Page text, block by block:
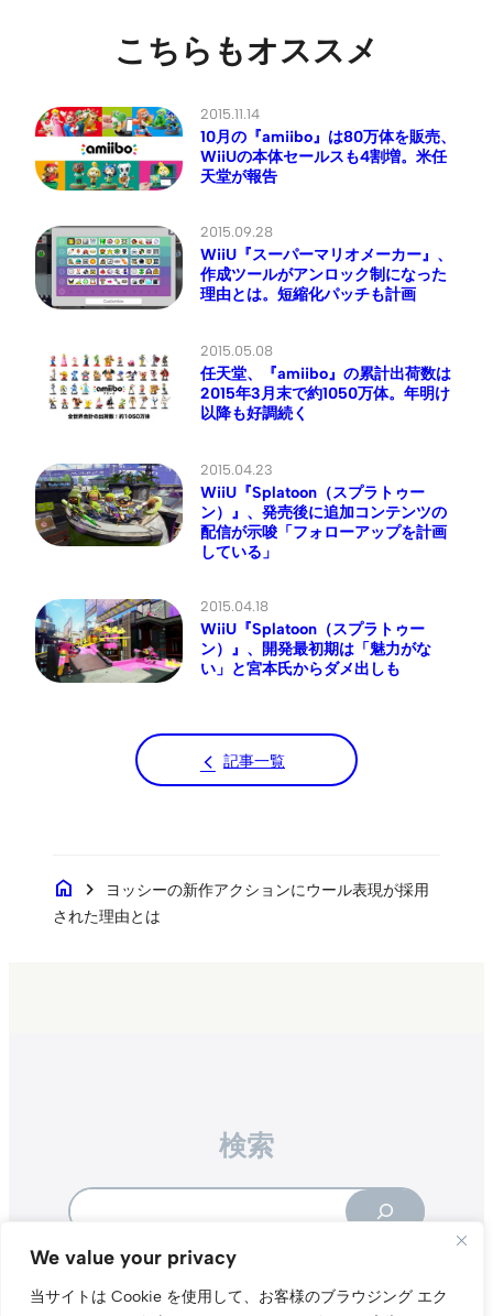
We value your privacy
当サイトは Cookie を使用して、お客様のブラウジング エク
こちらもオススメ
2015.11.14
10月の『amiibo』は80万体を販売、
WiiUの本体セールスも4割増。米任
天堂が報告
2015.09.28
WiiU『スーパーマリオメーカー』、
作成ツールがアンロック制になった
理由とは。短縮化パッチも計画
2015.05.08
任天堂、『amiibo』の累計出荷数は
2015年3月末で約1050万体。年明け
以降も好調続く
2015.04.23
WiiU『Splatoon（スプラトゥー
ン）』、発売後に追加コンテンツの
配信が示唆「フォローアップを計画
している」
2015.04.18
WiiU『Splatoon（スプラトゥー
ン）』、開発最初期は「魅力がな
い」と宮本氏からダメ出しも
記事一覧
home chevron_right
ヨッシーの新作アクションにウール表現が採用
された理由とは
検索